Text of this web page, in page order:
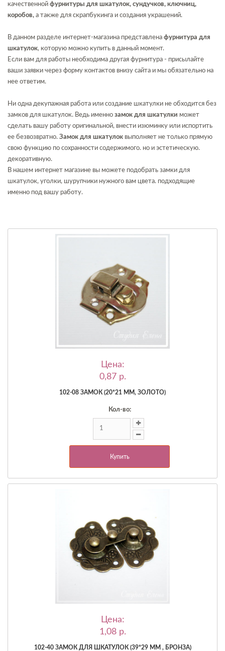
качественной фурнитуры для шкатулок, сундучков, ключниц,
коробов, а также для скрапбукинга и создания украшений.
В данном разделе интернет-магазина представлена фурнитура для
шкатулок, которую можно купить в данный момент.
Если вам для работы необходима другая фурнитура - присылайте
ваши заявки через форму контактов внизу сайта и мы обязательно на
нее ответим.
Ни одна декупажная работа или создание шкатулки не обходится без
замков для шкатулок. Ведь именно замок для шкатулки может
сделать вашу работу оригинальной, внести изюминку или испортить
ее безвозвратно. Замок для шкатулок выполняет не только прямую
свою функцию по сохранности содержимого. но и эстетическую.
декоративную.
В нашем интернет магазине вы можете подобрать замки для
шкатулок, уголки, шурупчики нужного вам цвета. подходящие
именно под вашу работу.
Цена:
0,87 p.
102-08 ЗАМОК (20*21 ММ, ЗОЛОТО)
Кол-во:
Купить
Цена:
1,08 p.
102-40 ЗАМОК ДЛЯ ШКАТУЛОК (39*29 ММ , БРОНЗА)